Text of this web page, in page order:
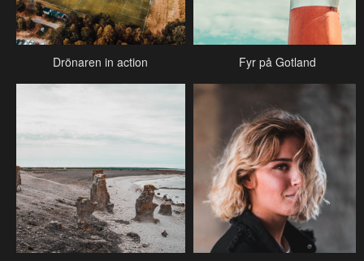
Drönaren in action Fyr på Gotland